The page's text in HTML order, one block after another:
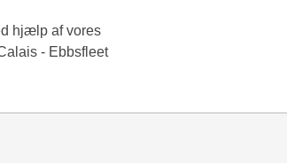
hjælp af vores
- Ebbsfleet